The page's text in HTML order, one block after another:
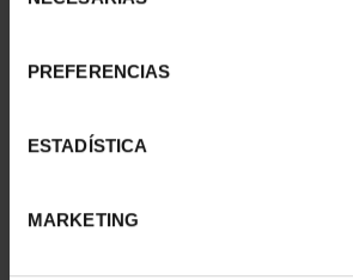
PREFERENCIAS
ESTADÍSTICA
MARKETING
CIUDADES PATRIMONIO
73,00 €